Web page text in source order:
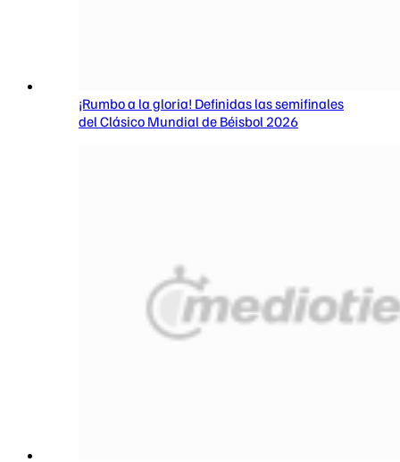
¡Rumbo a la gloria! Definidas las semifinales
del Clásico Mundial de Béisbol 2026